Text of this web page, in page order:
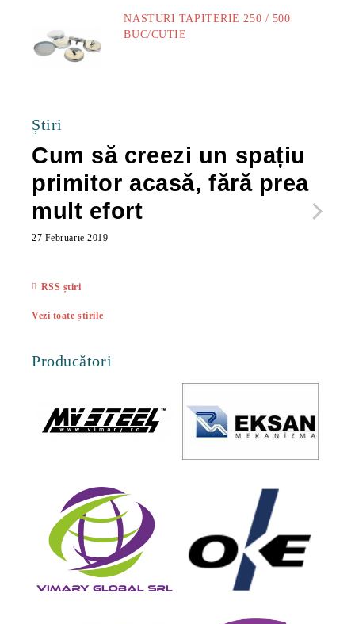
NASTURI TAPITERIE 250 / 500
BUC/CUTIE
Știri
Cum să creezi un spațiu
primitor acasă, fără prea
mult efort
27 Februarie 2019
RSS știri
Vezi toate știrile
Producători